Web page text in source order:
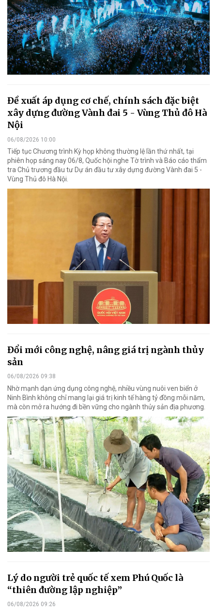
Đề xuất áp dụng cơ chế, chính sách đặc biệt
xây dựng đường Vành đai 5 - Vùng Thủ đô Hà
Nội
06/08/2026 10:00
Tiếp tục Chương trình Kỳ họp không thường lệ lần thứ nhất, tại
phiên họp sáng nay 06/8, Quốc hội nghe Tờ trình và Báo cáo thẩm
tra Chủ trương đầu tư Dự án đầu tư xây dựng đường Vành đai 5 -
Vùng Thủ đô Hà Nội.
Đổi mới công nghệ, nâng giá trị ngành thủy
sản
06/08/2026 09:38
Nhờ mạnh dạn ứng dụng công nghệ, nhiều vùng nuôi ven biển ở
Ninh Bình không chỉ mang lại giá trị kinh tế hàng tỷ đồng mỗi năm,
mà còn mở ra hướng đi bền vững cho ngành thủy sản địa phương.
Lý do người trẻ quốc tế xem Phú Quốc là
“thiên đường lập nghiệp”
06/08/2026 09:26